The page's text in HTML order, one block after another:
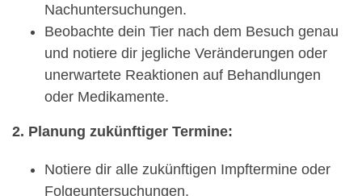
Nachuntersuchungen.
Beobachte dein Tier nach dem Besuch genau
und notiere dir jegliche Veränderungen oder
unerwartete Reaktionen auf Behandlungen
oder Medikamente.
2. Planung zukünftiger Termine:
Notiere dir alle zukünftigen Impftermine oder
Folgeuntersuchungen.